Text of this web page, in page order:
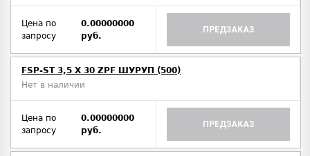
Цена по
запросу
0.00000000
руб.
ПРЕДЗАКАЗ
FSP-ST 3,5 X 30 ZPF ШУРУП (500)
Нет в наличии
Цена по
запросу
0.00000000
руб.
ПРЕДЗАКАЗ